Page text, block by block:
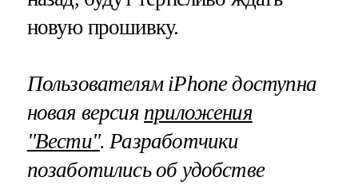
новую прошивку.
Пользователям iPhone доступна
новая версия приложения
"Вести". Разработчики
позаботились об удобстве